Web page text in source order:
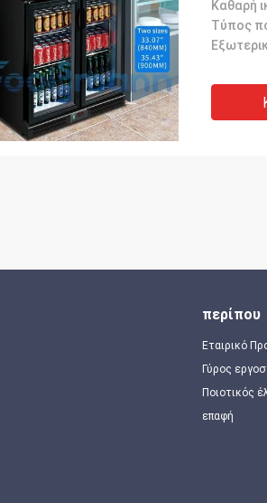
Τύπος
περίπου
Εταιρικό
Γύρος
Ποιοτικός
επαφή